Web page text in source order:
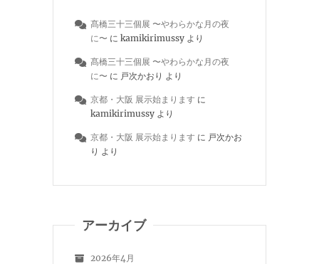
髙橋三十三個展 〜やわらかな月の夜
に〜 に kamikirimussy より
髙橋三十三個展 〜やわらかな月の夜
に〜 に 戸次かおり より
京都・大阪 展示始まります に
kamikirimussy より
京都・大阪 展示始まります に 戸次かお
り より
アーカイブ
2026年4月